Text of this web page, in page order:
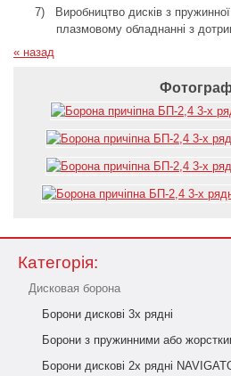
Категорія:
Дисковая борона
Борони дискові 3х рядні
Борони з пружинними або
Борони дискові 2х рядні
7)
Виробництво дисків з
плазмовому обладнанні з
« назад